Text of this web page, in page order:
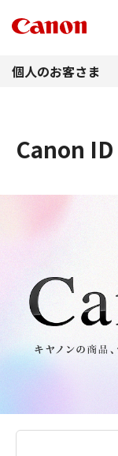
個人のお客さま
Canon ID